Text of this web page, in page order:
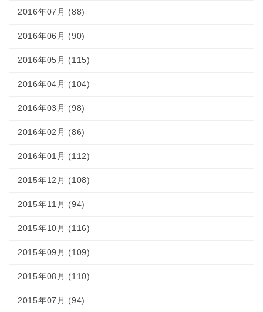
2016年07月 (88)
2016年06月 (90)
2016年05月 (115)
2016年04月 (104)
2016年03月 (98)
2016年02月 (86)
2016年01月 (112)
2015年12月 (108)
2015年11月 (94)
2015年10月 (116)
2015年09月 (109)
2015年08月 (110)
2015年07月 (94)